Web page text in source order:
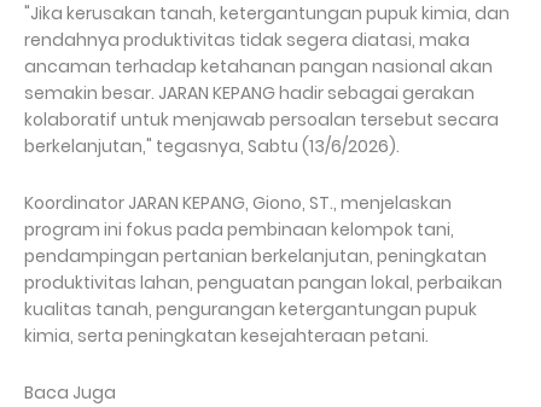
"Jika kerusakan tanah, ketergantungan pupuk kimia, dan
rendahnya produktivitas tidak segera diatasi, maka
ancaman terhadap ketahanan pangan nasional akan
semakin besar. JARAN KEPANG hadir sebagai gerakan
kolaboratif untuk menjawab persoalan tersebut secara
berkelanjutan," tegasnya, Sabtu (13/6/2026).
Koordinator JARAN KEPANG, Giono, ST., menjelaskan
program ini fokus pada pembinaan kelompok tani,
pendampingan pertanian berkelanjutan, peningkatan
produktivitas lahan, penguatan pangan lokal, perbaikan
kualitas tanah, pengurangan ketergantungan pupuk
kimia, serta peningkatan kesejahteraan petani.
Baca Juga